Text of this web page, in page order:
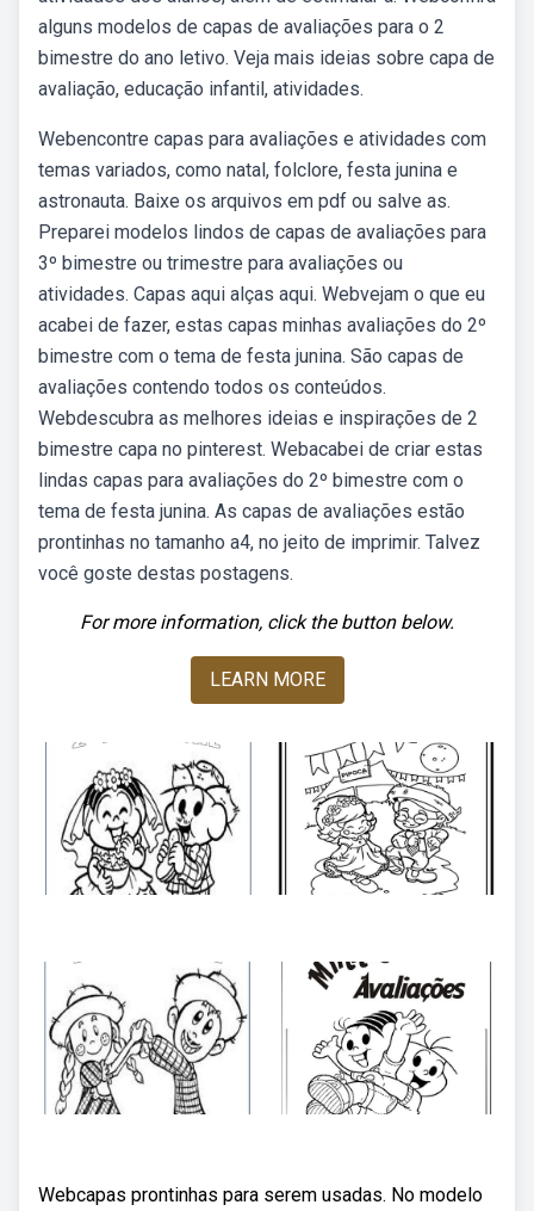
alguns modelos de capas de avaliações para o 2
bimestre do ano letivo. Veja mais ideias sobre capa de
avaliação, educação infantil, atividades.
Webencontre capas para avaliações e atividades com
temas variados, como natal, folclore, festa junina e
astronauta. Baixe os arquivos em pdf ou salve as.
Preparei modelos lindos de capas de avaliações para
3º bimestre ou trimestre para avaliações ou
atividades. Capas aqui alças aqui. Webvejam o que eu
acabei de fazer, estas capas minhas avaliações do 2º
bimestre com o tema de festa junina. São capas de
avaliações contendo todos os conteúdos.
Webdescubra as melhores ideias e inspirações de 2
bimestre capa no pinterest. Webacabei de criar estas
lindas capas para avaliações do 2º bimestre com o
tema de festa junina. As capas de avaliações estão
prontinhas no tamanho a4, no jeito de imprimir. Talvez
você goste destas postagens.
For more information, click the button below.
LEARN MORE
Webcapas prontinhas para serem usadas. No modelo